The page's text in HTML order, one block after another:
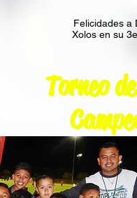
Felicidades a
Xolos en su
Torneo